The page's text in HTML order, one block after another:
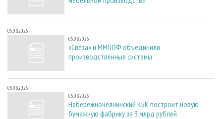
05.08.2026
05.08.2026
«Свеза» и ММПОФ объединили
производственные системы
05.08.2026
05.08.2026
Набережночелнинский КБК построит новую
бумажную фабрику за 3 млрд рублей